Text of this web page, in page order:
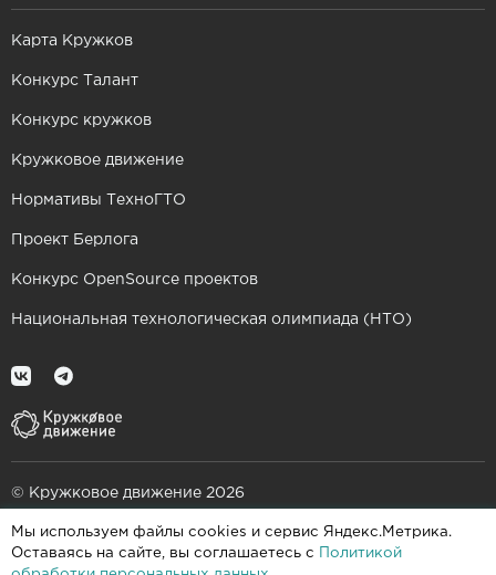
Мы используем файлы cookies и сервис Яндекс.Метрика.
Оставаясь на сайте, вы соглашаетесь с
Политикой
Карта Кружков
Конкурс Талант
Конкурс кружков
Кружковое движение
Нормативы ТехноГТО
Проект Берлога
Конкурс OpenSource проектов
Национальная технологическая олимпиада (НТО)
© Кружковое движение 2026
При поддержке